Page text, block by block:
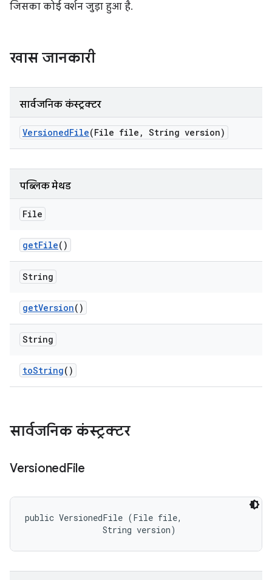
जिसका कोई वर्शन जुड़ा हुआ है.
खास जानकारी
सार्वजनिक कंस्ट्रक्टर
VersionedFile(File file , String version)
पब्लिक मेथड
File
getFile()
String
getVersion()
String
toString()
सार्वजनिक कंस्ट्रक्टर
VersionedFile
public VersionedFile (File file,
                String version)